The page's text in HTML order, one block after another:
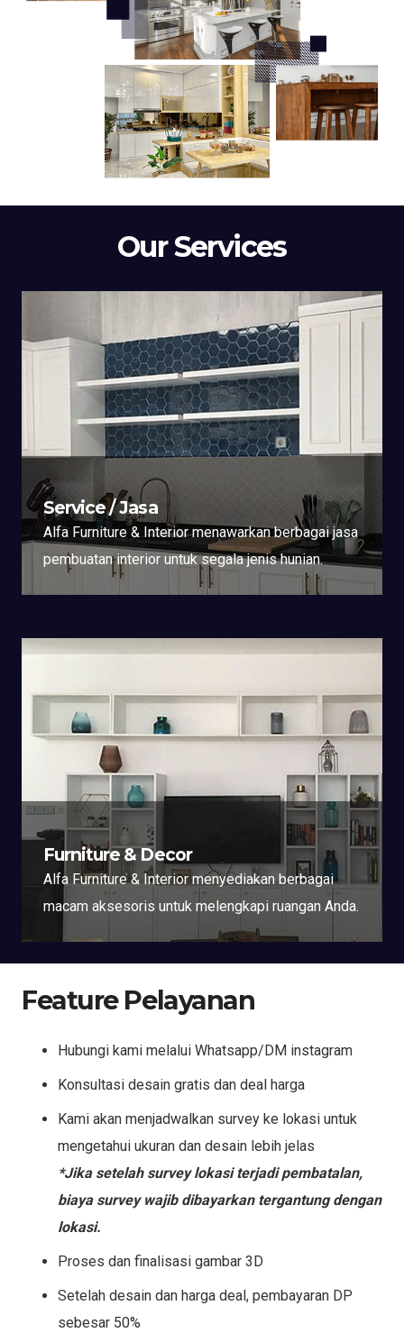
Our Services
Service / Jasa
Alfa Furniture & Interior menawarkan berbagai jasa
pembuatan interior untuk segala jenis hunian.
Furniture & Decor
Alfa Furniture & Interior menyediakan berbagai
macam aksesoris untuk melengkapi ruangan Anda.
Feature Pelayanan
Hubungi kami melalui Whatsapp/DM instagram
Konsultasi desain gratis dan deal harga
Kami akan menjadwalkan survey ke lokasi untuk
mengetahui ukuran dan desain lebih jelas
*Jika setelah survey lokasi terjadi pembatalan,
biaya survey wajib dibayarkan tergantung dengan
lokasi.
Proses dan finalisasi gambar 3D
Setelah desain dan harga deal, pembayaran DP
sebesar 50%